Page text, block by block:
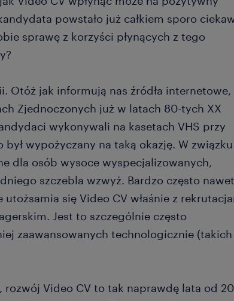
powstało już całkiem sporo
sprawę z korzyści płynących z tego
Otóż jak informują nas źródła internetowe,
Zjednoczonych już w latach 80-tych XX
wykonywali na kasetach VHS przy
wypożyczany na taką okazję. W związku
dla osób wysoce wyspecjalizowanych,
szczebla wzwyż. Bardzo często
się Video CV właśnie z
Jest to szczególnie często
zaawansowanych technologicznie (takich
rozwój Video CV to tak naprawdę lata od